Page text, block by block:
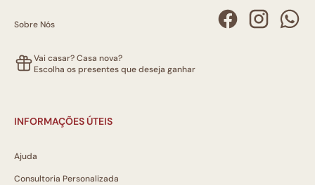
Sobre Nós
Vai casar? Casa nova?
Escolha os presentes que deseja ganhar
INFORMAÇÕES ÚTEIS
Ajuda
Consultoria Personalizada